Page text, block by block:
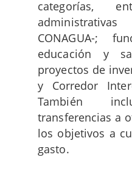
categorías,
CONAGUA-;
educación y
proyectos de
y Corredor
También
transferencias a
los objetivos a
gasto.